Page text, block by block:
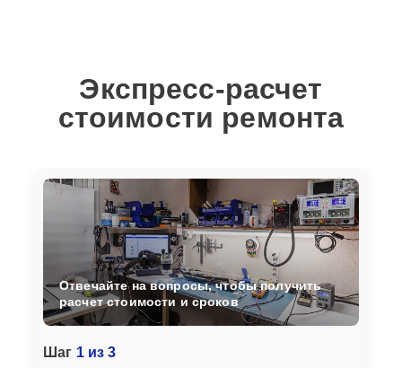
Экспресс-расчет
стоимости ремонта
Шаг 1 из 3
Отвечайте на вопросы, чтобы получить
расчет стоимости и сроков